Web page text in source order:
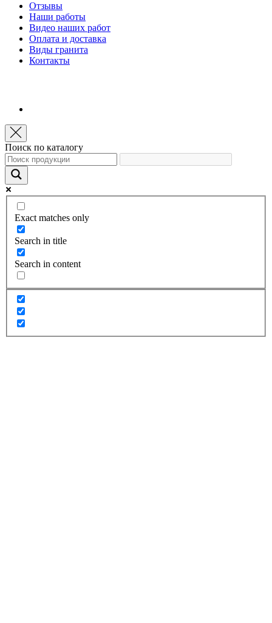
Отзывы
Наши работы
Видео наших работ
Оплата и доставка
Виды гранита
Контакты
Поиск по каталогу
Exact matches only
Search in title
Search in content